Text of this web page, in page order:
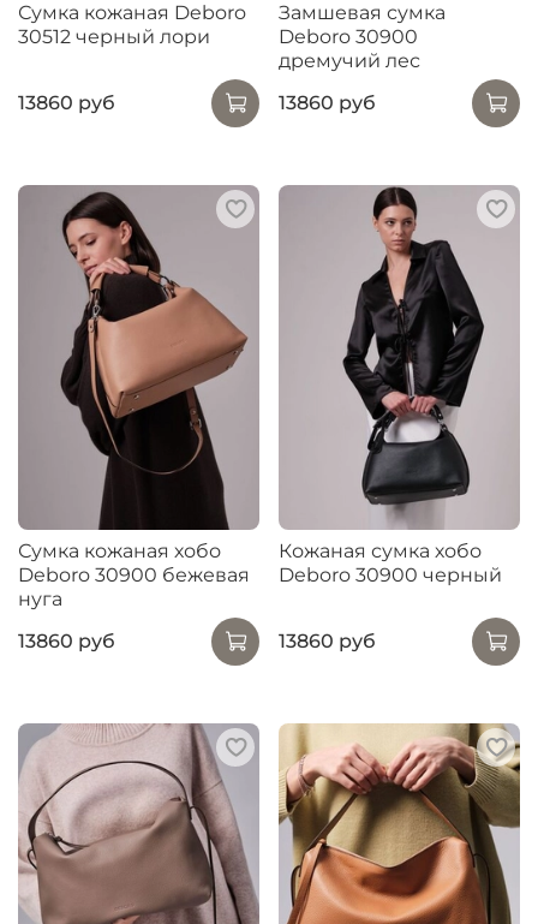
Сумка кожаная Deboro
30512 черный лори
13860 руб
Замшевая сумка
Deboro 30900
дремучий лес
13860 руб
Сумка кожаная хобо
Deboro 30900 бежевая
нуга
13860 руб
Кожаная сумка хобо
Deboro 30900 черный
13860 руб